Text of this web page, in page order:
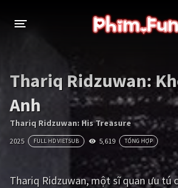
THỂ LOẠI
Thần thoại - Cổ trang Hành
Tâm lý Chiến
Võ thuật - Kiếm hiệp Nhạc kịch
Tội phạm
Thariq Ridzuwan:
Anh
Thariq Ridzuwan: His Treasure
2025 FULL HD VIETSUB 5,619 TỔNG HỢP
Thariq Ridzuwan, một sĩ quan ưu tú